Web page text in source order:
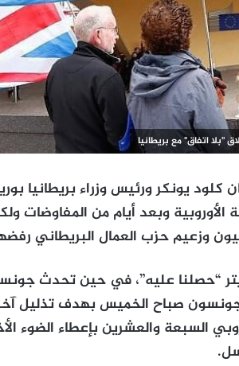
"بلا اتفاق" مع بريطانيا
كلود يونكر ورئيس وزراء
وبعد أيام من المفاوضات
وزعيم حزب العمال البريطاني
“حصلنا عليه”، في حين تحدث
صباح الخميس بهدف تذليل آخر
السبعة والعشرين بإعطاء الضوء